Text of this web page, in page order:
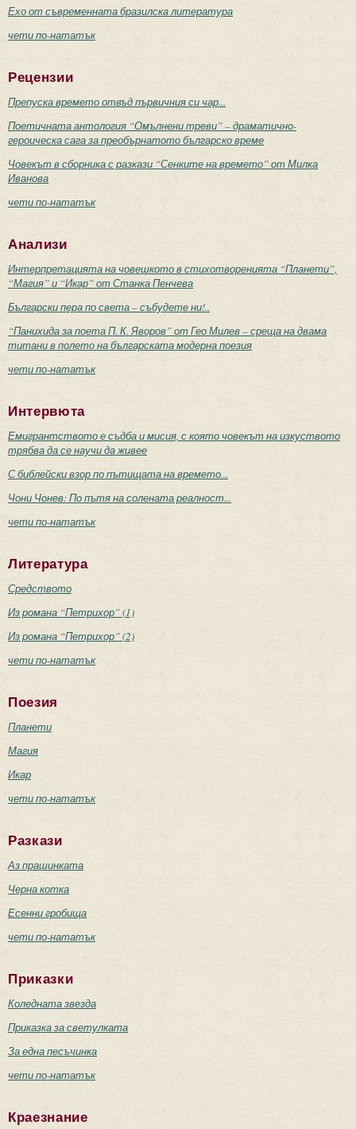
Ехо от съвременната бразилска литература
чети по-нататък
Рецензии
Препуска времето отвъд първичния си чар...
Поетичната антология “Омълнени треви” – драматично-
героическа сага за преобърнатото българско време
Човекът в сборника с разкази “Сенките на времето” от Милка
Иванова
чети по-нататък
Анализи
Интерпретацията на човешкото в стихотворенията “Планети”,
“Магия” и “Икар” от Станка Пенчева
Български пера по света – събудете ни!..
“Панихида за поета П. К. Яворов” от Гео Милев – среща на двама
титани в полето на българската модерна поезия
чети по-нататък
Интервюта
Емигрантството е съдба и мисия, с която човекът на изкуството
трябва да се научи да живее
С библейски взор по пътищата на времето...
Чони Чонев: По пътя на солената реалност...
чети по-нататък
Литература
Средството
Из романа “Петрихор” (1)
Из романа “Петрихор” (2)
чети по-нататък
Поезия
Планети
Магия
Икар
чети по-нататък
Разкази
Аз прашинката
Черна котка
Есенни гробища
чети по-нататък
Приказки
Коледната звезда
Приказка за светулката
За една песъчинка
чети по-нататък
Краезнание